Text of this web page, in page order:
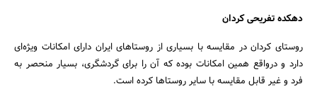
دهکده تفریحی کردان
روستای کردان در مقایسه با بسیاری از روستاهای ایران دارای امکانات ویژه‌ای
دارد و درواقع همین امکانات بوده که آن را برای گردشگری، بسیار منحصر به
فرد و غیر قابل مقایسه با سایر روستاها کرده است.